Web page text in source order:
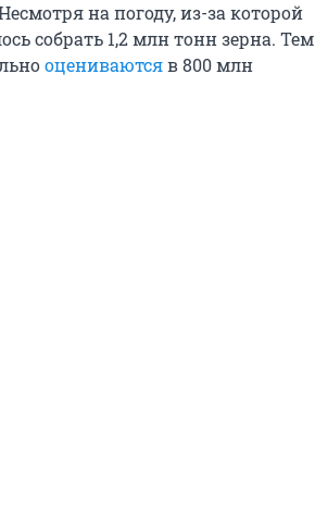
на погоду, из-за которой
собрать 1,2 млн тонн зерна. Тем
оцениваютсяв 800 млн